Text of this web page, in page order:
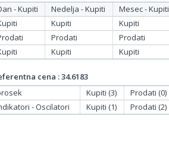
- Kupiti Nedelja - Kupiti
Mesec - Kupiti
Kupiti
Kupiti
Prodati
Prodati
Kupiti Kupiti
cena : 34.6183
Kupiti (3)
Prodati (0)
- Oscilatori
Kupiti (1) Prodati (2)